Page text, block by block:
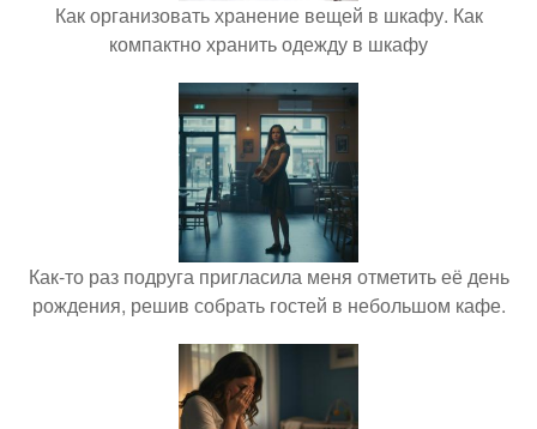
Как организовать хранение вещей в шкафу. Как
компактно хранить одежду в шкафу
Как-то раз подруга пригласила меня отметить её день
рождения, решив собрать гостей в небольшом кафе.